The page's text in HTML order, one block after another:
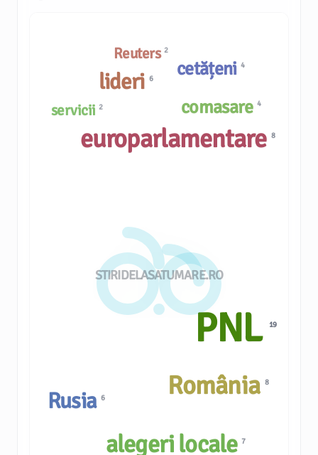
STIRIDELASATUMARE.RO
cetățeni4
România 8
Reuters 2
Rusia6
PNL 19
comasare4
servicii 2
alegeri locale7
europarlamentare 8
lideri 6